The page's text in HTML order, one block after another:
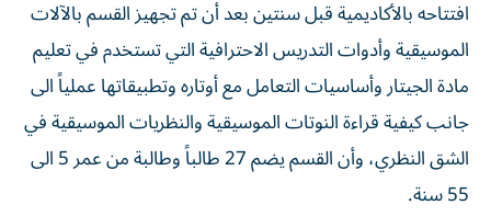
افتتاحه بالأكاديمية قبل سنتين بعد أن تم تجهيز القسم بالآلات
الموسيقية وأدوات التدريس الاحترافية التي تستخدم في تعليم
مادة الجيتار وأساسيات التعامل مع أوتاره وتطبيقاتها عملياً الى
جانب كيفية قراءة النوتات الموسيقية والنظريات الموسيقية في
الشق النظري، وأن القسم يضم 27 طالباً وطالبة من عمر 5 الى
55 سنة.